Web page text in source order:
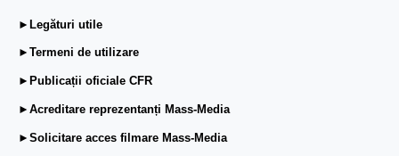
►Legături utile
►Termeni de utilizare
►Publicații oficiale CFR
►Acreditare reprezentanți Mass-Media
►Solicitare acces filmare Mass-Media